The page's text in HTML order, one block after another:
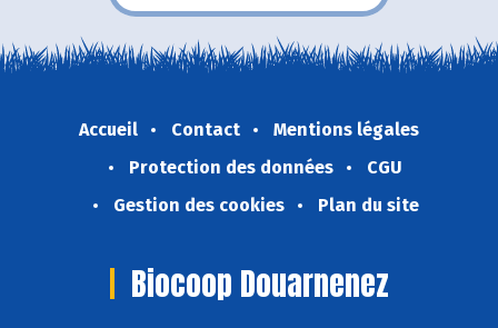
Accueil Contact
Mentions légales
Protection des données
CGU
Gestion des cookies
Plan du site
Biocoop Douarnenez